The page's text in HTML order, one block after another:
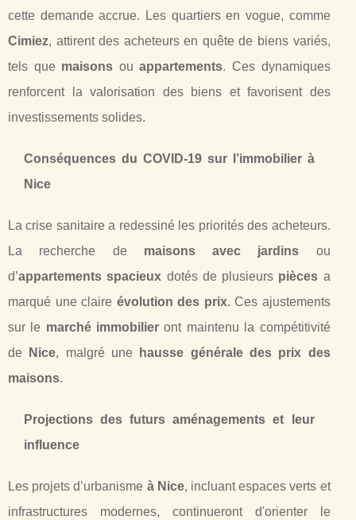
cette demande accrue. Les quartiers en vogue, comme
Cimiez, attirent des acheteurs en quête de biens variés,
tels que maisons ouappartements. Ces dynamiques
renforcent la valorisation des biens et favorisent des
investissements solides.
Conséquences du COVID-19 sur l’immobilier à
Nice
La crise sanitaire a redessiné les priorités des acheteurs.
La recherche de maisons avec jardins ou
d’appartements spacieux dotés de plusieurs pièces a
marqué une claire évolution des prix. Ces ajustements
sur le marché immobilier ont maintenu la compétitivité
de
Nice, malgré une
hausse générale des prix des
maisons.
Projections des futurs aménagements et leur
influence
Les projets d’urbanisme à Nice, incluant espaces verts et
infrastructures modernes, continueront d'orienter le